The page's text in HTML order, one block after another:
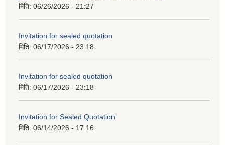
मिति: 06/26/2026 - 21:27
Invitation for sealed quotation
मिति: 06/17/2026 - 23:18
Invitation for sealed quotation
मिति: 06/17/2026 - 23:18
Invitation for Sealed Quotation
मिति: 06/14/2026 - 17:16